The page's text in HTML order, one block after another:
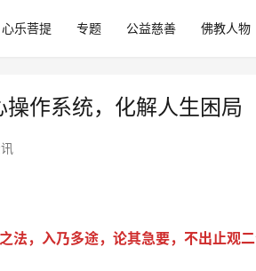
心乐菩提 专题 公益慈善 佛教人物
作系统，化解人生困局
法，入乃多途，论其急要，不出止观二